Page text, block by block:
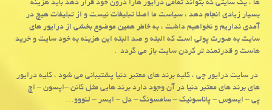
ها ، یک سایتی که بتواند تمامی درایور هارا درون خود قرار دهد باید هزینه
بسیار زیادی انجام دهد ، سیاست ما اصلا تبلیغات نیست و از تبلیفات هیچ در
آمدی نداریم و نخواهیم داشت ، به خاطر همین موضوع بخشی از درایور های
سایت به صورت پولی است که البته و صد البته این هزینه به خود سایت و خرید
هاست و قدرتمند تر کردن سایت باز می گردد .
در سایت درایور چی ، کلیه برند های معتبر دنیا پشتیبانی می شود ، کلیه درایور
های برند های معتبر دنیا در آن وجود دارد برند هایی مثل کانن –اپسون – اچ
پی – ایسوس – پاناسونیک – سامسونگ – دل – ایسر – لنووو…